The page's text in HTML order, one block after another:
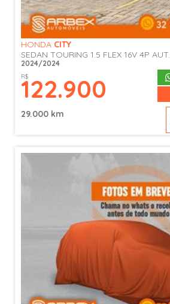
HONDA CITY
SEDAN TOURING 1.5 FLEX 16V 4P AUT.
2024/2024
R$
122.900
29.000 km